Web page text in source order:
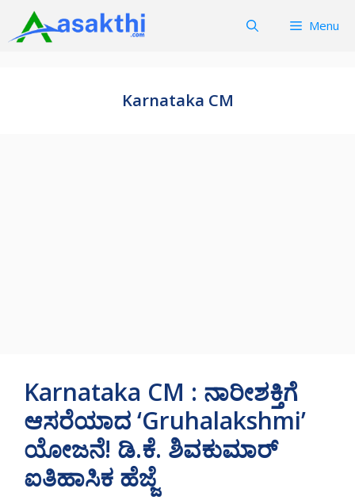
content
Menu
Karnataka CM
Karnataka CM : ನಾರೀಶಕ್ತಿಗೆ
ಆಸರೆಯಾದ ‘Gruhalakshmi’
ಯೋಜನೆ! ಡಿ.ಕೆ. ಶಿವಕುಮಾರ್
ಐತಿಹಾಸಿಕ ಹೆಜ್ಜೆ